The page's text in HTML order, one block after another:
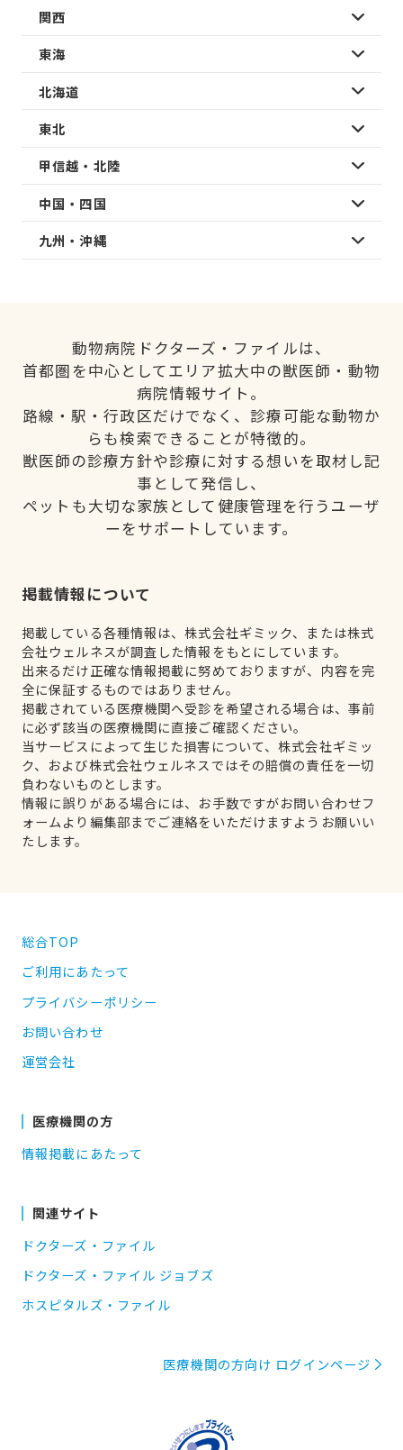
関西
東海
北海道
東北
甲信越・北陸
中国・四国
九州・沖縄
動物病院ドクターズ・ファイルは、
首都圏を中心としてエリア拡大中の獣医師・動物
病院情報サイト。
路線・駅・行政区だけでなく、診療可能な動物か
らも検索できることが特徴的。
獣医師の診療方針や診療に対する想いを取材し記
事として発信し、
ペットも大切な家族として健康管理を行うユーザ
ーをサポートしています。
掲載情報について
掲載している各種情報は、株式会社ギミック、または株式
会社ウェルネスが調査した情報をもとにしています。
出来るだけ正確な情報掲載に努めておりますが、内容を完
全に保証するものではありません。
掲載されている医療機関へ受診を希望される場合は、事前
に必ず該当の医療機関に直接ご確認ください。
当サービスによって生じた損害について、株式会社ギミッ
ク、および株式会社ウェルネスではその賠償の責任を一切
負わないものとします。
情報に誤りがある場合には、お手数ですがお問い合わせフ
ォームより編集部までご連絡をいただけますようお願いい
たします。
総合TOP
ご利用にあたって
プライバシーポリシー
お問い合わせ
運営会社
医療機関の方
情報掲載にあたって
関連サイト
ドクターズ・ファイル
ドクターズ・ファイル ジョブズ
ホスピタルズ・ファイル
医療機関の方向け ログインページ